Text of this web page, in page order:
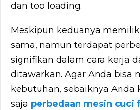
dan top loading.
Meskipun keduanya
sama, namun terdapat
signifikan dalam cara kerja
ditawarkan. Agar Anda bisa
kebutuhan, sebaiknya Anda
saja perbedaan mesin cuci